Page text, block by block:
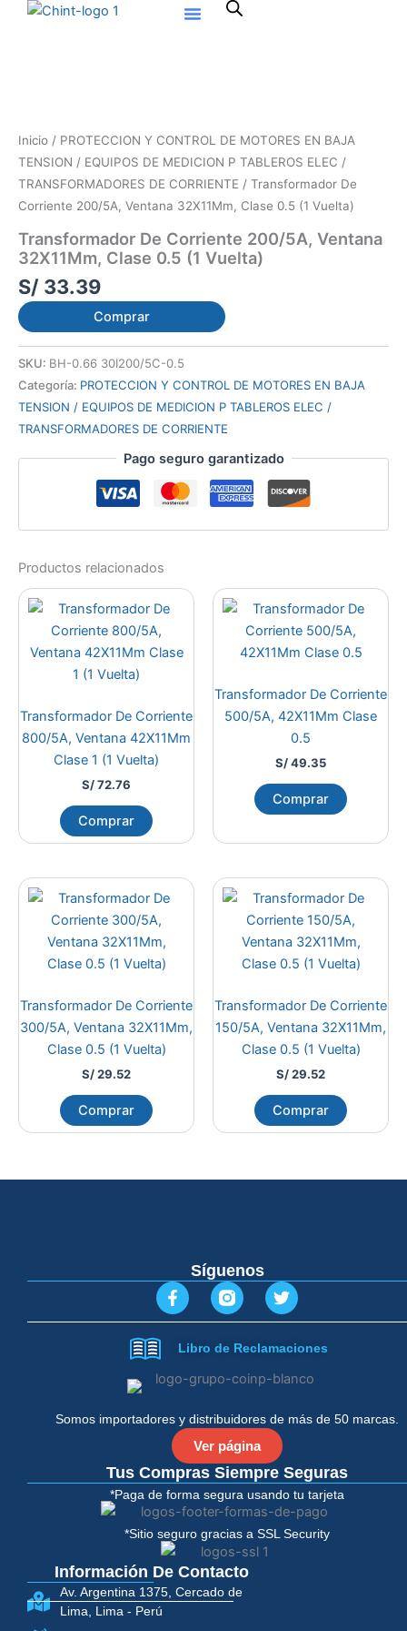
Inicio / PROTECCION Y CONTROL DE MOTORES EN BAJA
TENSION / EQUIPOS DE MEDICION P TABLEROS ELEC /
TRANSFORMADORES DE CORRIENTE / Transformador De
Corriente 200/5A, Ventana 32X11Mm, Clase 0.5 (1 Vuelta)
Transformador De Corriente 200/5A, Ventana
32X11Mm, Clase 0.5 (1 Vuelta)
S/ 33.39
Comprar
SKU: BH-0.66 30Ⅰ200/5C-0.5
Categoría: PROTECCION Y CONTROL DE MOTORES EN BAJA
TENSION / EQUIPOS DE MEDICION P TABLEROS ELEC /
TRANSFORMADORES DE CORRIENTE
Pago seguro garantizado
Productos relacionados
Transformador De Corriente
800/5A, Ventana 42X11Mm
Clase 1 (1 Vuelta)
S/72.76
Comprar
Transformador De Corriente
500/5A, 42X11Mm Clase
0.5
S/49.35
Comprar
Transformador De Corriente
300/5A, Ventana 32X11Mm,
Clase 0.5 (1 Vuelta)
S/29.52
Comprar
Transformador De Corriente
150/5A, Ventana 32X11Mm,
Clase 0.5 (1 Vuelta)
S/29.52
Comprar
Somos importadores y distribuidores de más de 50 marcas.
Ver página
Tus Compras Siempre Seguras
*Paga de forma segura usando tu tarjeta
*Sitio seguro gracias a SSL Security
Información De Contacto
Av. Argentina 1375, Cercado de
Lima, Lima - Perú
Síguenos
F
a
c
b
o
-
f
T
w
i
t
e
r
Libro de Reclamaciones